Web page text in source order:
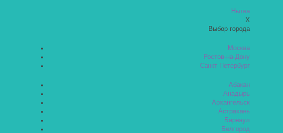
Нытва
X
Выбор города
Москва
Ростов-на-Дону
Санкт-Петербург
Абакан
Анадырь
Архангельск
Астрахань
Барнаул
Белгород